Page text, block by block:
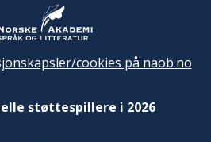
cookies på naob.no
støttespillere i 2026